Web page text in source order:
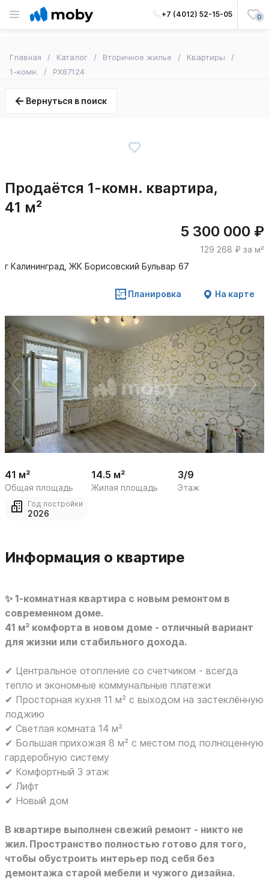
+7 (4012) 52-15-05 0
Главная Каталог Вторичное жилье
Квартиры
1-комн.
PX87124
Вернуться в поиск
Продаётся 1-комн. квартира,
41 м²
5 300 000 ₽
129 268 ₽ за м²
г Калининград, ЖК Борисовский Бульвар 67
Планировка На карте
1
/
18
41 м²
Общая площадь
14.5 м²
Жилая площадь
3/9
Этаж
Год постройки
2026
Информация о квартире
✨ 1-комнатная квартира с новым ремонтом в
современном доме.
41 м² комфорта в новом доме - отличный вариант
для жизни или стабильного дохода.
✔ Центральное отопление со счетчиком - всегда
тепло и экономные коммунальные платежи
✔ Просторная кухня 11 м² с выходом на застеклённую
лоджию
✔ Светлая комната 14 м²
✔ Большая прихожая 8 м² с местом под полноценную
гардеробную систему
✔ Комфортный 3 этаж
✔ Лифт
✔ Новый дом
В квартире выполнен свежий ремонт - никто не
жил. Пространство полностью готово для того,
чтобы обустроить интерьер под себя без
демонтажа старой мебели и чужого дизайна.